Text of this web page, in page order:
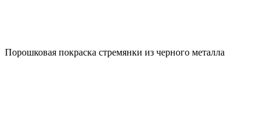
Порошковая покраска стремянки из черного металла